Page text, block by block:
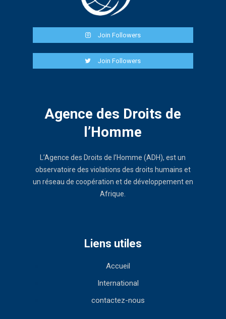
Join Followers
Join Followers
Agence des Droits de
l’Homme
L’Agence des Droits de l’Homme (ADH), est un
observatoire des violations des droits humains et
un réseau de coopération et de développement en
Afrique.
Liens utiles
Accueil
International
contactez-nous